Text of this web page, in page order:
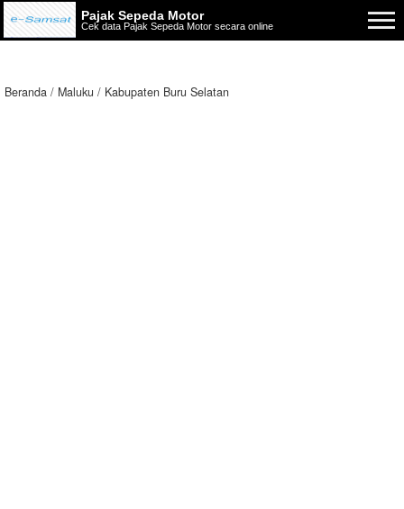
Pajak Sepeda Motor
Cek data Pajak Sepeda Motor secara online
Beranda Maluku Kabupaten Buru Selatan